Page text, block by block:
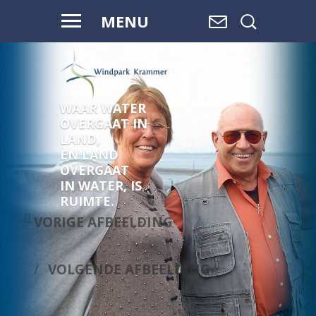
MENU
WAAR WATER
OVERGAAT IN
LAND,
EN LAND
OVERGAAT
IN WATER, IS
RUIMTE.
VORIGE AFBEELDING
VOLGENDE AFBEELDING